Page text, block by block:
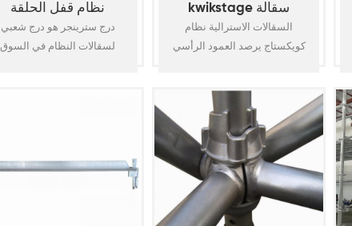
نظام قفل الحلقة
درج سترينجر هو درج شعبي
لسقالات النظام في السوق
يساعد على
kwikstage سقالة
قياسية
السقالات الاسترالية نظام
كويكستاج يرصد العمود الرأسي
والتي يمكن أن توفر السلامة
والدعم الثقيل للسقالات ،
وتتوافق مع متطلبات / nzs 1576.
سقالات كويكستاج المكونات
الرئيسية: قياسي (رأسي) ، دفتر
الأستاذ (أفقي) ، قوس قطري
(قوس الخليج) ، رافدة ، رافدة